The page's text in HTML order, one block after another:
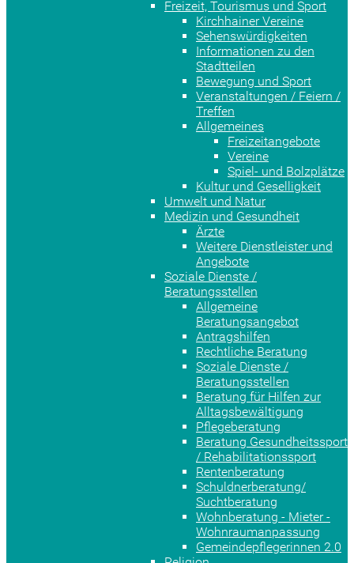
Freizeit, Tourismus und Sport
Kirchhainer Vereine
Sehenswürdigkeiten
Informationen zu den
Stadtteilen
Bewegung und Sport
Veranstaltungen / Feiern /
Treffen
Allgemeines
Freizeitangebote
Vereine
Spiel- und Bolzplätze
Kultur und Geselligkeit
Umwelt und Natur
Medizin und Gesundheit
Ärzte
Weitere Dienstleister und
Angebote
Soziale Dienste /
Beratungsstellen
Allgemeine
Beratungsangebot
Antragshilfen
Rechtliche Beratung
Soziale Dienste /
Beratungsstellen
Beratung für Hilfen zur
Alltagsbewältigung
Pflegeberatung
Beratung Gesundheitssport
/ Rehabilitationssport
Rentenberatung
Schuldnerberatung/
Suchtberatung
Wohnberatung - Mieter -
Wohnraumanpassung
Gemeindepflegerinnen 2.0